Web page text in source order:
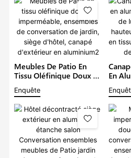
Meubles De Patio En
Tissu Oléfinique Doux Et
Imperméable,
Ensembles De
Conversation De Jardin,
Siège D'hôtel, Canapé
D'extérieur En
Aluminium2
Enquête
En
Avec
Tissu,